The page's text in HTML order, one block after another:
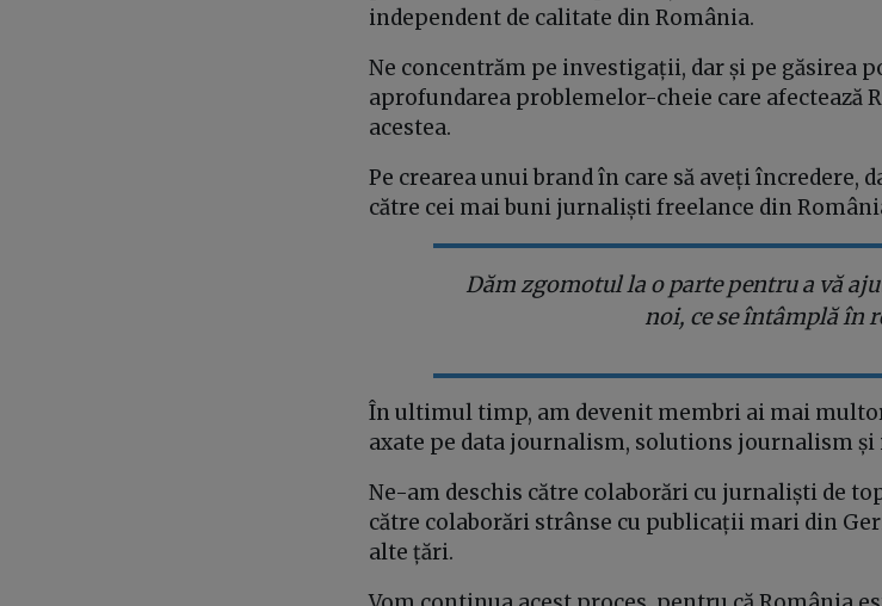
independent de calitate din România.
Ne concentrăm pe investigații, dar și pe găsirea
aprofundarea problemelor-cheie care afectează
acestea.
Pe crearea unui brand în care să aveți încredere,
către cei mai buni jurnaliști freelance din
Dăm zgomotul la o parte pentru a vă
noi, ce se întâmplă în
În ultimul timp, am devenit membri ai mai
axate pe data journalism, solutions journalism
Ne-am deschis către colaborări cu jurnaliști de
către colaborări strânse cu publicații mari din
alte țări.